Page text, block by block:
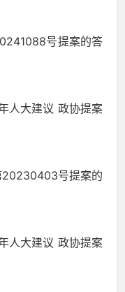
号提案的答
人大建议 政协提案
20230403号提案的
人大建议 政协提案